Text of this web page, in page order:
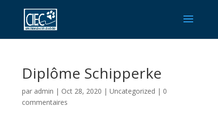
Diplôme Schipperke
par admin | Oct 28, 2020 | Uncategorized | 0
commentaires